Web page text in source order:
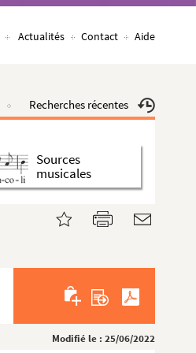
Actualités Contact Aide
Recherches récentes
Sources
musicales
Modifié le : 25/06/2022